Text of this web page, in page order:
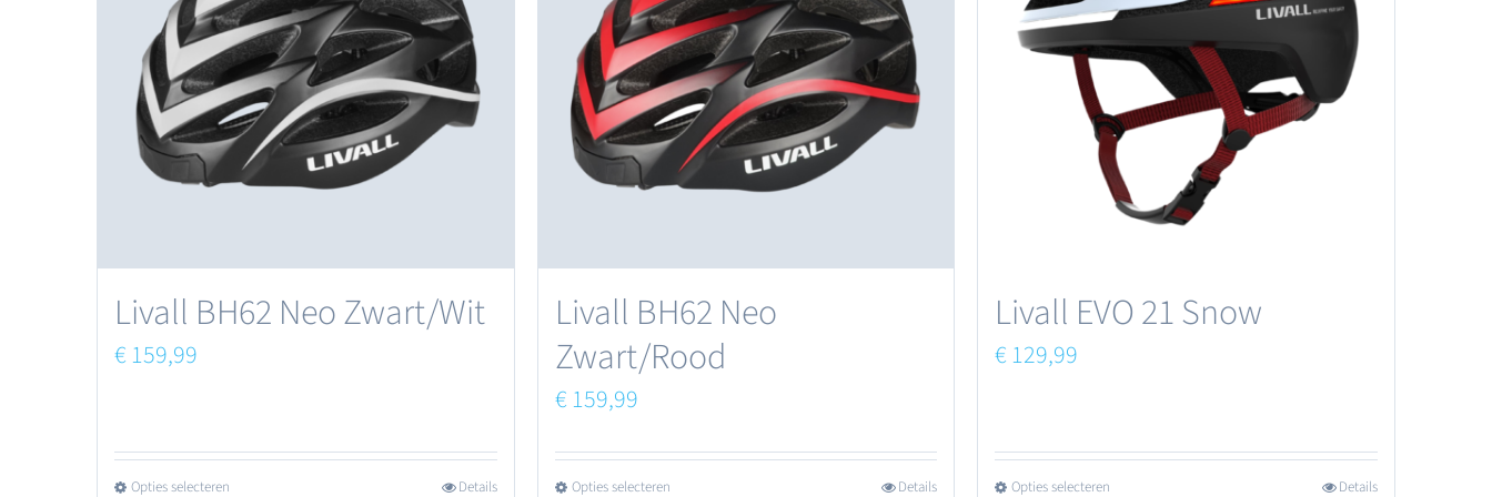
Deze
optie
kan
gekozen
worden
Deze
optie
kan
gekozen
worden
Deze
optie
gekozen
worden
op
Livall BH62 Neo Zwart/Wit
€159,99
Opties selecteren Details
Livall BH62 Neo
Zwart/Rood
€159,99
Opties selecteren Details
Livall EVO 21 Snow
€129,99
Opties selecteren Details